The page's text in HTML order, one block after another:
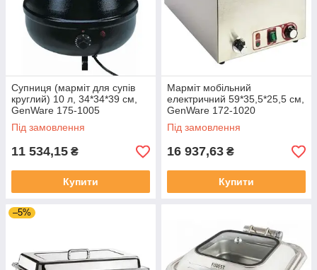
Супниця (марміт для супів
круглий) 10 л, 34*34*39 см,
GenWare 175-1005
Під замовлення
11 534,15 ₴
Купити
Марміт мобільний
електричний 59*35,5*25,5 см,
GenWare 172-1020
Під замовлення
16 937,63 ₴
Купити
–5%